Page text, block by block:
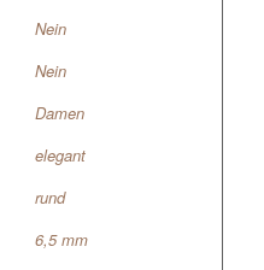
Nein
Nein
Damen
elegant
rund
6,5 mm